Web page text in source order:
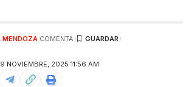
NOVIEMBRE, 2025 11:56 AM
MENDOZA COMENTA